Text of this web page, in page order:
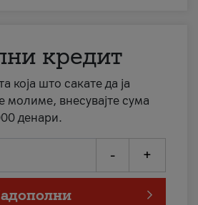
кредит
која што сакате да ја
молиме, внесувајте сума
денари.
- +